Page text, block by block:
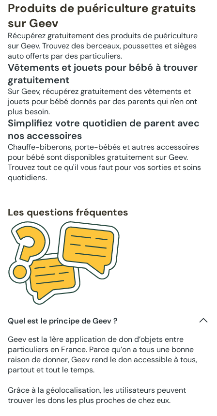
Produits de puériculture gratuits
sur Geev
Récupérez gratuitement des produits de puériculture
sur Geev. Trouvez des berceaux, poussettes et sièges
auto offerts par des particuliers.
Vêtements et jouets pour bébé à trouver
gratuitement
Sur Geev, récupérez gratuitement des vêtements et
jouets pour bébé donnés par des parents qui n'en ont
plus besoin.
Simplifiez votre quotidien de parent avec
nos accessoires
Chauffe-biberons, porte-bébés et autres accessoires
pour bébé sont disponibles gratuitement sur Geev.
Trouvez tout ce qu'il vous faut pour vos sorties et soins
quotidiens.
Les questions fréquentes
Quel est le principe de Geev ?
Geev est la 1ère application de don d’objets entre
particuliers en France. Parce qu’on a tous une bonne
raison de donner, Geev rend le don accessible à tous,
partout et tout le temps.
Grâce à la géolocalisation, les utilisateurs peuvent
trouver les dons les plus proches de chez eux.